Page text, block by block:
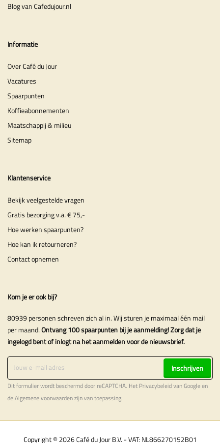
Blog van Cafedujour.nl
Informatie
Over Café du Jour
Vacatures
Spaarpunten
Koffieabonnementen
Maatschappij & milieu
Sitemap
Klantenservice
Bekijk veelgestelde vragen
Gratis bezorging v.a. € 75,-
Hoe werken spaarpunten?
Hoe kan ik retourneren?
Contact opnemen
Kom je er ook bij?
80939 personen schreven zich al in. Wij sturen je maximaal één mail
per maand.Ontvang 100 spaarpunten bij je aanmelding! Zorg dat je
ingelogd bent of inlogt na het aanmelden voor de nieuwsbrief.
Inschrijven
Dit formulier wordt beschermd door reCAPTCHA. Het Privacybeleidvan Google en
deAlgemene voorwaardenzijn van toepassing.
Copyright © 2026 Café du Jour B.V. - VAT: NL866270152B01